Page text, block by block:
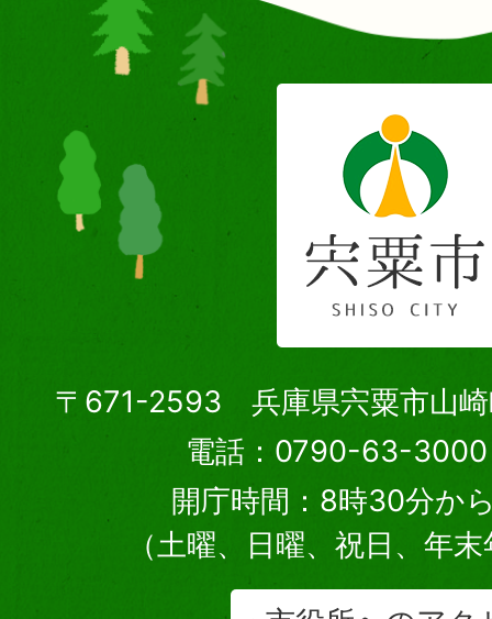
〒671-2593 兵庫県宍粟市山崎
電話：0790-63-3000
開庁時間：8時30分か
（土曜、日曜、祝日、年